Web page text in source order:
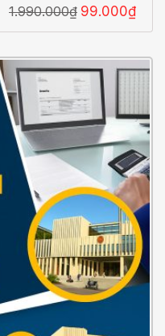
1.990.000₫ 99.000₫